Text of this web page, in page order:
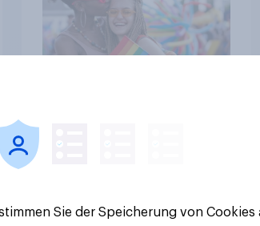
Sie der Speicherung von Cookies